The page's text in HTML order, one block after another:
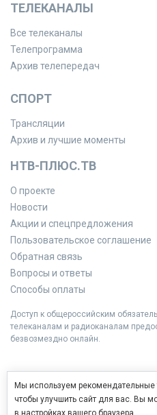
ТЕЛЕКАНАЛЫ
Все телеканалы
Телепрограмма
Архив телепередач
СПОРТ
Трансляции
Архив и лучшие моменты
НТВ-ПЛЮС.ТВ
О проекте
Новости
Акции и спецпредложения
Пользовательское соглашение
Обратная связь
Вопросы и ответы
Способы оплаты
Доступ к общероссийским
телеканалам и радиоканалам
безвозмездно онлайн.
Мы используем
чтобы улучшить сайт для вас. Вы
в настройках вашего браузера